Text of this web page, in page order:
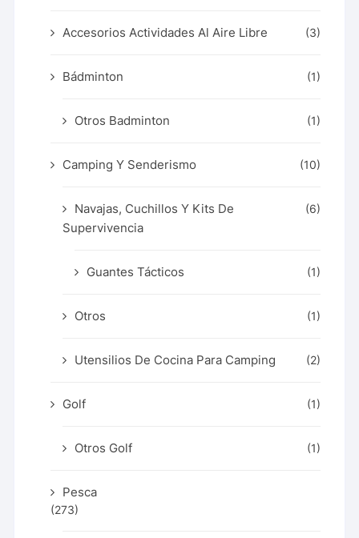
Accesorios Actividades Al Aire Libre (3)
Bádminton (1)
Otros Badminton (1)
Camping Y Senderismo (10)
Navajas, Cuchillos Y Kits De
Supervivencia
(6)
Guantes Tácticos (1)
Otros (1)
Utensilios De Cocina Para Camping (2)
Golf (1)
Otros Golf (1)
Pesca
(273)